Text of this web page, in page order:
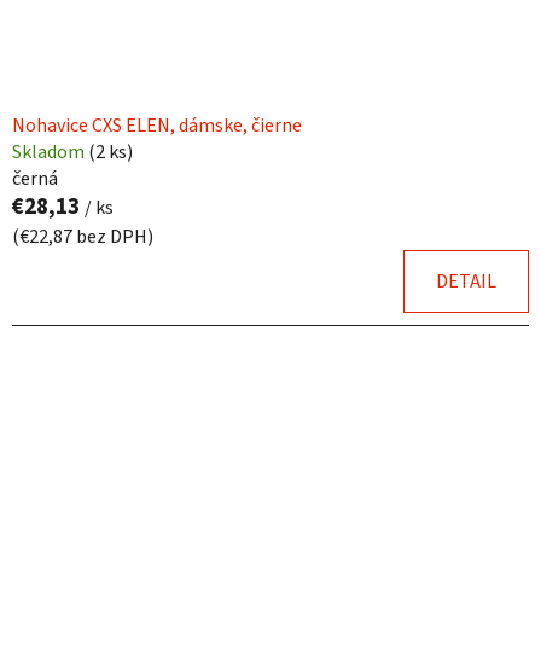
Nohavice CXS ELEN, dámske, čierne
Skladom (2 ks)
černá
€28,13 / ks
(€22,87 bez DPH)
DETAIL